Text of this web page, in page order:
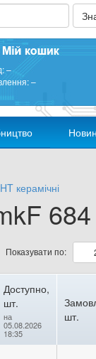
–
–
керамічні
684
Показувати по:
Доступно,
шт.
на
05.08.2026
18:35
шт.